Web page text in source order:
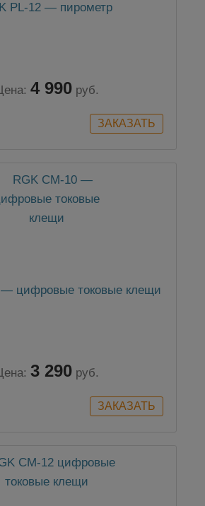
PL-12 — пирометр
4 990 руб.
— цифровые токовые клещи
3 290 руб.